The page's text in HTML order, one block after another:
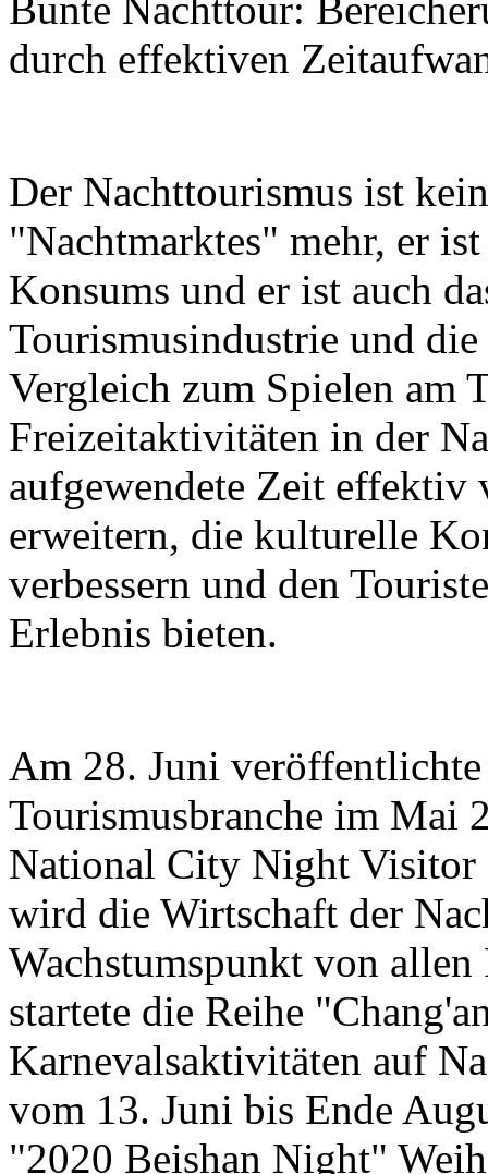
durch effektiven
Der Nachttourismus ist
"Nachtmarktes" mehr, er
Konsums und er ist auch
Tourismusindustrie und
Vergleich zum Spielen am
Freizeitaktivitäten in der
aufgewendete Zeit effektiv
erweitern, die kulturelle
verbessern und den
Erlebnis bieten.
Am 28. Juni
Tourismusbranche im Mai
National City Night Visitor
wird die Wirtschaft der
Wachstumspunkt von
startete die Reihe
Karnevalsaktivitäten auf
vom 13. Juni bis Ende
"2020 Beishan Night"